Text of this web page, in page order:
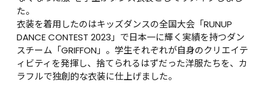
た。
衣装を着用したのはキッズダンスの全国大会「RUNUP
DANCE CONTEST 2023」で日本一に輝く実績を持つダン
スチーム「GRIFFON」。学生それぞれが自身のクリエイテ
ィビティを発揮し、捨てられるはずだった洋服たちを、カ
ラフルで独創的な衣装に仕上げました。